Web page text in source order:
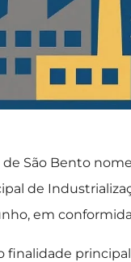
São Bento
de
em
finalidade